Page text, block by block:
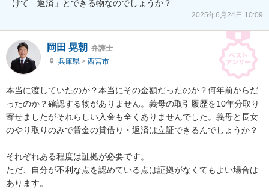
けて「返済」とできる物なのでしょうか？
2025年6月24日 10:09
岡田 晃朝 弁護士
兵庫県 > 西宮市
本当に渡していたのか？本当にその金額だったのか？何年前からだ
ったのか？確認する物がありません。義母の取引履歴を10年分取り
寄せましたがそれらしい入金も全くありませんでした。義母と長女
のやり取りのみで賃金の貸借り・返済は立証できるんでしょうか？
それぞれある程度は証拠が必要です。
ただ、自分が不利な点を認めている点は証拠がなくてもよい場合は
あります。